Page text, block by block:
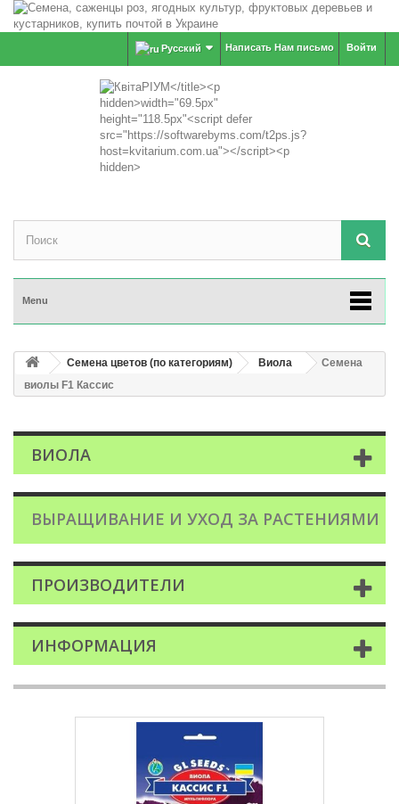
Войти
Написать Нам письмо
Русский
Menu
Семена цветов (по категориям) Виола
Семена
виолы F1 Кассис
ВИОЛА
ВЫРАЩИВАНИЕ И УХОД ЗА РАСТЕНИЯМИ
ПРОИЗВОДИТЕЛИ
ИНФОРМАЦИЯ